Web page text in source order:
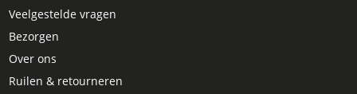
Veelgestelde vragen
Bezorgen
Over ons
Ruilen & retourneren